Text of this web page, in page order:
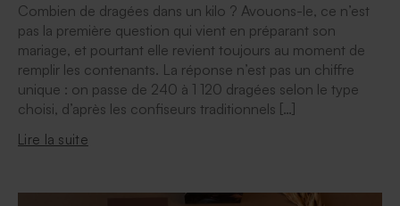
Combien de dragées dans un kilo ? Avouons-le, ce n’est
pas la première question qui vient en préparant son
mariage, et pourtant elle revient toujours au moment de
remplir les contenants. La réponse n’est pas un chiffre
unique : on passe de 240 à 1 120 dragées selon le type
choisi, d’après les confiseurs traditionnels […]
Lire la suite